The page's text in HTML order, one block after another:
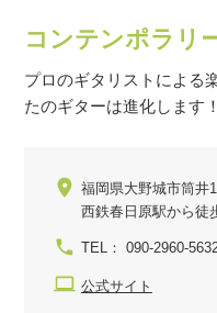
コンテンポラリ
プロのギタリストによる
たのギターは進化します！
福岡県大野城市筒井
西鉄春日原駅から徒
TEL： 090-2960-
公式サイト